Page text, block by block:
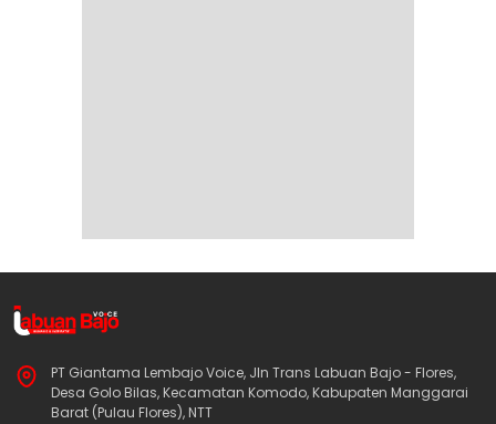
PT Giantama Lembajo Voice, Jln Trans Labuan Bajo - Flores,
Desa Golo Bilas, Kecamatan Komodo, Kabupaten Manggarai
Barat (Pulau Flores), NTT